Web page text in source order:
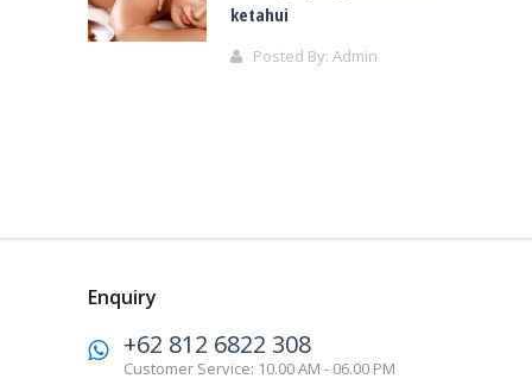
ketahui
Posted By: Admin
Enquiry
+62 812 6822 308
Customer Service: 10.00 AM - 06.00 PM